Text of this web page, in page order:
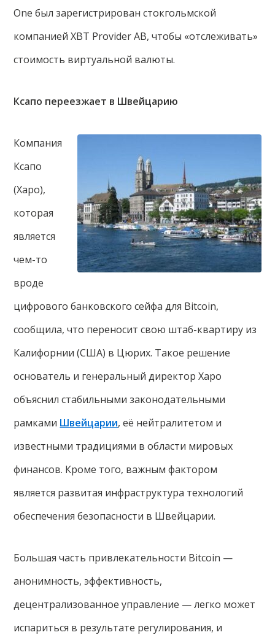
One был зарегистрирован стокгольмской
компанией XBT Provider AB, чтобы «отслеживать»
стоимость виртуальной валюты.
Ксапо переезжает в Швейцарию
Компания
Ксапо
(Xapo),
которая
является
чем-то
вроде
цифрового банковского сейфа для Bitcoin,
сообщила, что переносит свою штаб-квартиру из
Калифорнии (США) в Цюрих. Такое решение
основатель и генеральный директор Xapo
объяснил стабильными законодательными
рамками Швейцарии, её нейтралитетом и
известными традициями в области мировых
финансов. Кроме того, важным фактором
является развитая инфраструктура технологий
обеспечения безопасности в Швейцарии.
Большая часть привлекательности Bitcoin —
анонимность, эффективность,
децентрализованное управление — легко может
испариться в результате регулирования, и